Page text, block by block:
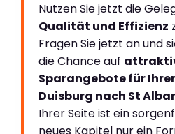
Nutzen Sie jetzt die
Qualität und Effizienz
Fragen Sie jetzt an und
die Chance auf
Sparangebote für
Duisburg nach St
Ihrer Seite ist ein